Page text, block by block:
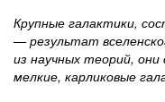
Крупные галактики,
— результат
из научных теорий, они
мелкие, карликовые